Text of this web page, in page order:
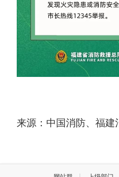
来源：中国消防、福建